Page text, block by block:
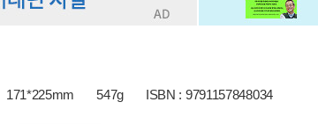
171*225mm 547g ISBN : 9791157848034